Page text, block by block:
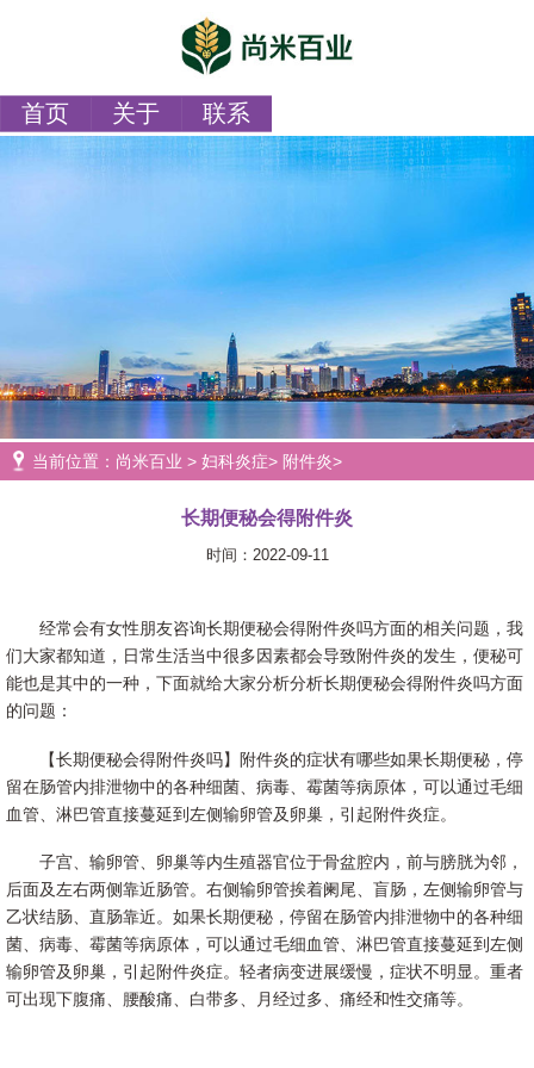
首页 关于 联系
当前位置： 尚米百业 > 妇科炎症> 附件炎>
长期便秘会得附件炎
时间：2022-09-11
经常会有女性朋友咨询长期便秘会得附件炎吗方面的相关问题，我
们大家都知道，日常生活当中很多因素都会导致附件炎的发生，便秘可
能也是其中的一种，下面就给大家分析分析长期便秘会得附件炎吗方面
的问题：
【长期便秘会得附件炎吗】附件炎的症状有哪些如果长期便秘，停
留在肠管内排泄物中的各种细菌、病毒、霉菌等病原体，可以通过毛细
血管、淋巴管直接蔓延到左侧输卵管及卵巢，引起附件炎症。
子宫、输卵管、卵巢等内生殖器官位于骨盆腔内，前与膀胱为邻，
后面及左右两侧靠近肠管。右侧输卵管挨着阑尾、盲肠，左侧输卵管与
乙状结肠、直肠靠近。如果长期便秘，停留在肠管内排泄物中的各种细
菌、病毒、霉菌等病原体，可以通过毛细血管、淋巴管直接蔓延到左侧
输卵管及卵巢，引起附件炎症。轻者病变进展缓慢，症状不明显。重者
可出现下腹痛、腰酸痛、白带多、月经过多、痛经和性交痛等。